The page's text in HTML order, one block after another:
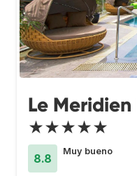
Le
★★★★★
8.8
Muy bueno